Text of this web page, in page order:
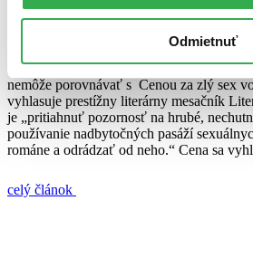
Odmietnuť
Juraj Šlesar
Na svete je množstvo literárnych cien, ale
nemôže porovnávať s Cenou za zlý sex
vyhlasuje prestížny literárny mesačník
je „pritiahnuť pozornosť na hrubé,
používanie nadbytočných pasáží
románe a odrádzať od neho.“ Cena sa
celý článok